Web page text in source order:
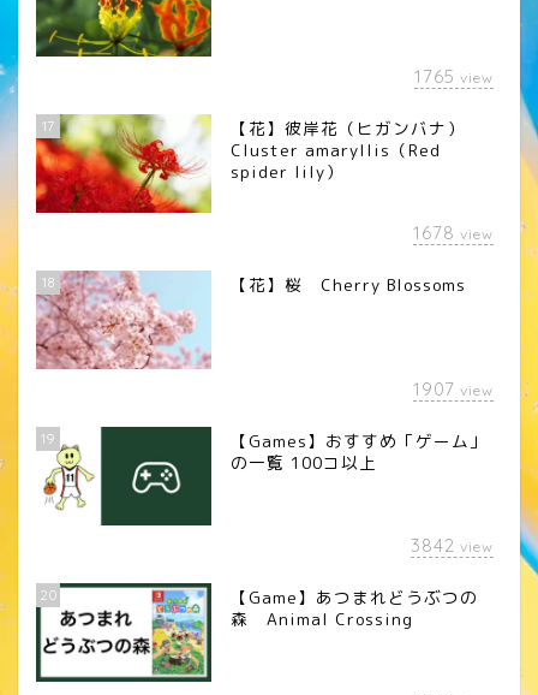
1765 view
17
【花】彼岸花（ヒガンバナ）
Cluster amaryllis（Red
spider lily）
1678 view
18 【花】桜 Cherry Blossoms
1907 view
19
【Games】おすすめ「ゲーム」
の一覧 100コ以上
3842 view
20
【Game】あつまれどうぶつの
森 Animal Crossing